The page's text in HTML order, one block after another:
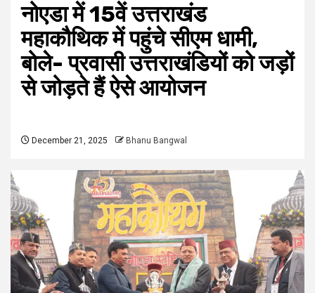
नोएडा में 15वें उत्तराखंड
महाकौथिक में पहुंचे सीएम धामी,
बोले- प्रवासी उत्तराखंडियों को जड़ों
से जोड़ते हैं ऐसे आयोजन
December 21, 2025 Bhanu Bangwal